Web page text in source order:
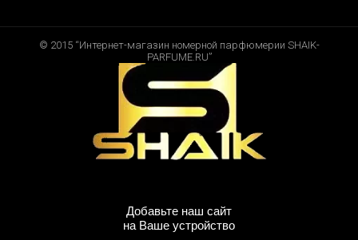
© 2015 “Интернет-магазин номерной парфюмерии SHAIK-
PARFUME.RU”
Добавьте наш сайт
на Ваше устройство